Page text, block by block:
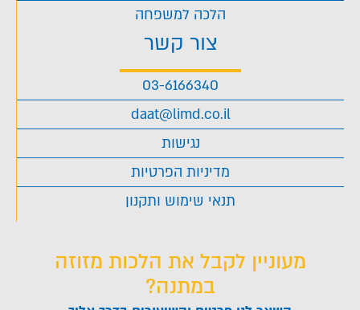
הלכה למשפחה
צור קשר
03-6166340
daat@limd.co.il
נגישות
מדיניות הפרטיות
תנאי שימוש ותקנון
מעוניין לקבל את הלכות מזוזה
במתנה?